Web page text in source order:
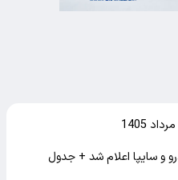
و سایپا اعلام شد + جدول